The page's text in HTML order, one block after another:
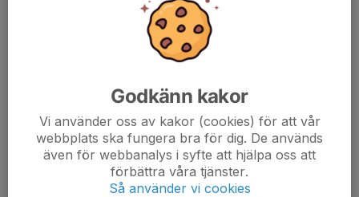
Godkänn kakor
Vi använder oss av kakor (cookies) för att vår
webbplats ska fungera bra för dig. De används
även för webbanalys i syfte att hjälpa oss att
förbättra våra tjänster.
Så använder vi cookies